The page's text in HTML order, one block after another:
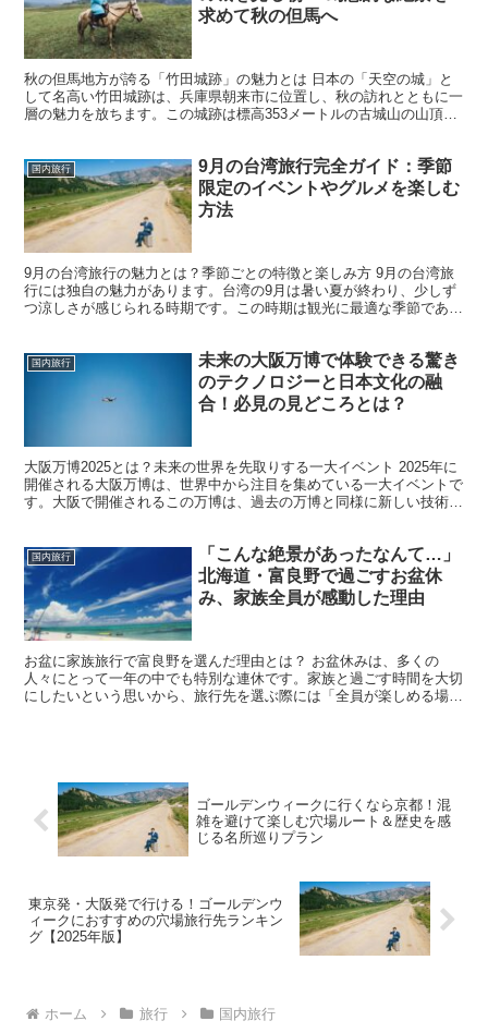
求めて秋の但馬へ
秋の但馬地方が誇る「竹田城跡」の魅力とは 日本の「天空の城」と
して名高い竹田城跡は、兵庫県朝来市に位置し、秋の訪れとともに一
層の魅力を放ちます。この城跡は標高353メートルの古城山の山頂に
国内旅行
9月の台湾旅行完全ガイド：季節
限定のイベントやグルメを楽しむ
方法
9月の台湾旅行の魅力とは？季節ごとの特徴と楽しみ方 9月の台湾旅
行には独自の魅力があります。台湾の9月は暑い夏が終わり、少しず
つ涼しさが感じられる時期です。この時期は観光に最適な季節であ
国内旅行
未来の大阪万博で体験できる驚き
のテクノロジーと日本文化の融
合！必見の見どころとは？
大阪万博2025とは？未来の世界を先取りする一大イベント 2025年に
開催される大阪万博は、世界中から注目を集めている一大イベントで
す。大阪で開催されるこの万博は、過去の万博と同様に新しい技術や
国内旅行
「こんな絶景があったなんて…」
北海道・富良野で過ごすお盆休
み、家族全員が感動した理由
お盆に家族旅行で富良野を選んだ理由とは？ お盆休みは、多くの
人々にとって一年の中でも特別な連休です。家族と過ごす時間を大切
にしたいという思いから、旅行先を選ぶ際には「全員が楽しめる場
ゴールデンウィークに行くなら京都！混
雑を避けて楽しむ穴場ルート＆歴史を感
じる名所巡りプラン
東京発・大阪発で行ける！ゴールデンウ
ィークにおすすめの穴場旅行先ランキン
グ【2025年版】
ホーム 旅行 国内旅行